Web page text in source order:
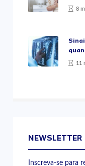
8
11
NEWSLETTER
Inscreva-se para